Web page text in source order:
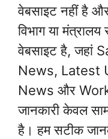
वेबसाइट नहीं है
विभाग या
वेबसाइट है, जहां
News, Latest
News और
जानकारी केवल
है। हम सटीक